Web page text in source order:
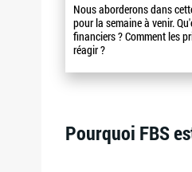
Nous aborderons dans
pour la semaine à venir.
financiers ? Comment les
réagir ?
Pourquoi FBS